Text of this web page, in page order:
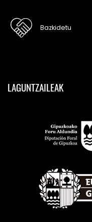
Bazkidetu
LAGUNTZAILEAK